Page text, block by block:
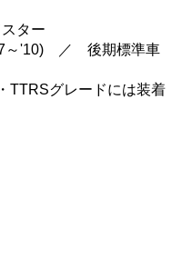
ター
～'10) ／ 後期標準車
TTRSグレードには装着